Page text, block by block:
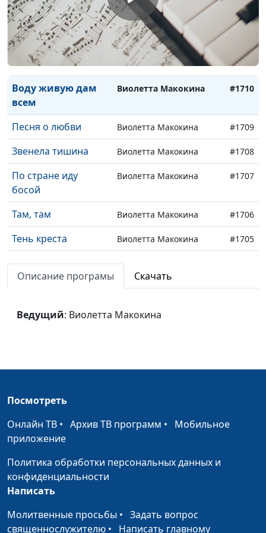
Тьма - сеть врагов Виолетта Макокина #1712
"Бог мой"
(исполняет
Виолетта Макокина)
Виолетта Макокина
Воду живую дам
всем
Виолетта Макокина #1710
Песня о любви Виолетта Макокина #1709
Звенела тишина Виолетта Макокина #1708
По стране иду
босой
Виолетта Макокина #1707
Там, там Виолетта Макокина #1706
Тень креста Виолетта Макокина #1705
Там Рай Виолетта Макокина
Виолетта Макокина #1703
Иду сквозь
Виолетта Макокина
Баллада о правде
Я сижу в бедной
келье одна
Виолетта Макокина
Спит ночной
Иерусалим
Виолетта Макокина
совсем забыли
Описание програмы Скачать
Ведущий: Виолетта Макокина
Посмотреть
Онлайн ТВ • Архив ТВ программ • Мобильное
приложение
Политика обработки персональных данных и
конфиденциальности
Написать
Молитвенные просьбы • Задать вопрос
священнослужителю • Написать главному